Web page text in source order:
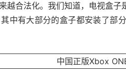
越合法化。我们知道，电视盒
中有大部分的盒子都安装了部